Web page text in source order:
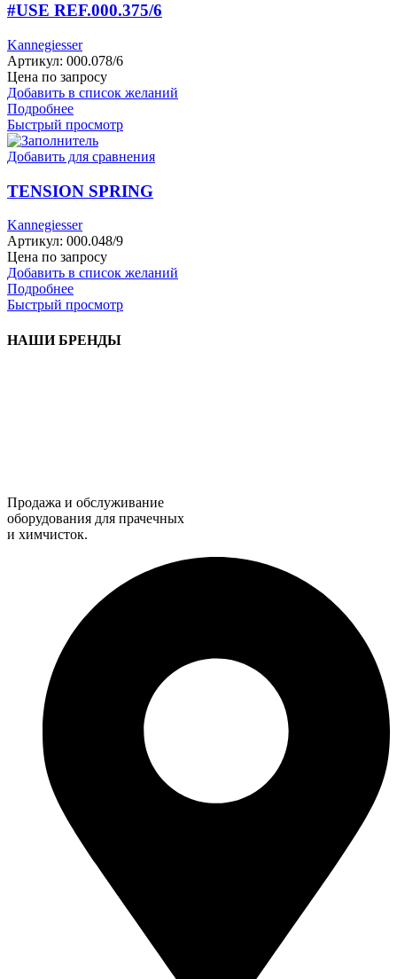
#USE REF.000.375/6
Kannegiesser
Артикул: 000.078/6
Цена по запросу
Добавить в список желаний
Подробнее
Быстрый просмотр
Добавить для сравнения
TENSION SPRING
Kannegiesser
Артикул: 000.048/9
Цена по запросу
Добавить в список желаний
Подробнее
Быстрый просмотр
НАШИ БРЕНДЫ
Продажа и обслуживание
оборудования для прачечных
и химчисток.